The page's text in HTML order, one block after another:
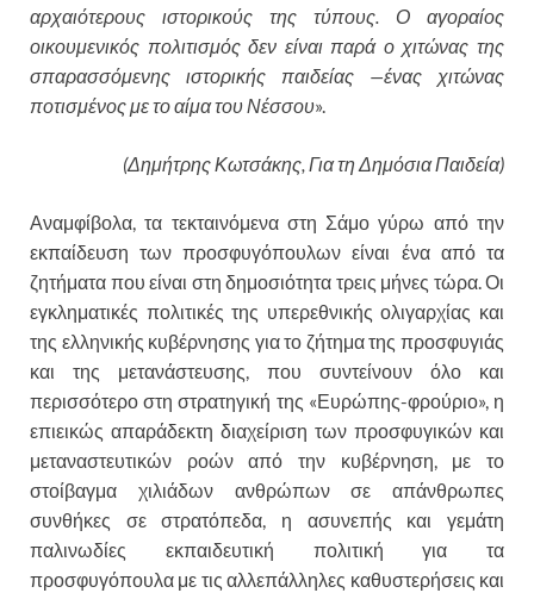
αρχαιότερους ιστορικούς της τύπους. Ο αγοραίος
οικουμενικός πολιτισμός δεν είναι παρά ο χιτώνας της
σπαρασσόμενης ιστορικής παιδείας —ένας χιτώνας
ποτισμένος με το αίμα του Νέσσου».
(Δημήτρης Κωτσάκης, Για τη Δημόσια Παιδεία)
Αναμφίβολα, τα τεκταινόμενα στη Σάμο γύρω από την
εκπαίδευση των προσφυγόπουλων είναι ένα από τα
ζητήματα που είναι στη δημοσιότητα τρεις μήνες τώρα. Οι
εγκληματικές πολιτικές της υπερεθνικής ολιγαρχίας και
της ελληνικής κυβέρνησης για το ζήτημα της προσφυγιάς
και της μετανάστευσης, που συντείνουν όλο και
περισσότερο στη στρατηγική της «Ευρώπης-φρούριο», η
επιεικώς απαράδεκτη διαχείριση των προσφυγικών και
μεταναστευτικών ροών από την κυβέρνηση, με το
στοίβαγμα χιλιάδων ανθρώπων σε απάνθρωπες
συνθήκες σε στρατόπεδα, η ασυνεπής και γεμάτη
παλινωδίες εκπαιδευτική πολιτική για τα
προσφυγόπουλα με τις αλλεπάλληλες καθυστερήσεις και